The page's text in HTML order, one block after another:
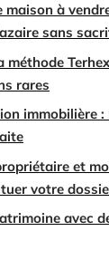
maison à
sans
méthode
rares
immobilière
et
votre
avec